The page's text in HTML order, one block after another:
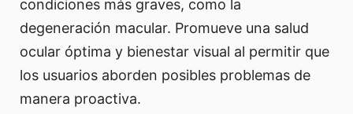
condiciones más graves, como la
degeneración macular. Promueve una salud
ocular óptima y bienestar visual al permitir que
los usuarios aborden posibles problemas de
manera proactiva.